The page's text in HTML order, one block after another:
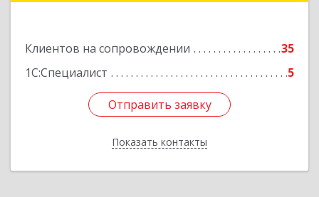
Клиентов на сопровождении
35
1С:Специалист
5
Отправить заявку
Показать контакты
Подробнее
Отправить заявку
Назад